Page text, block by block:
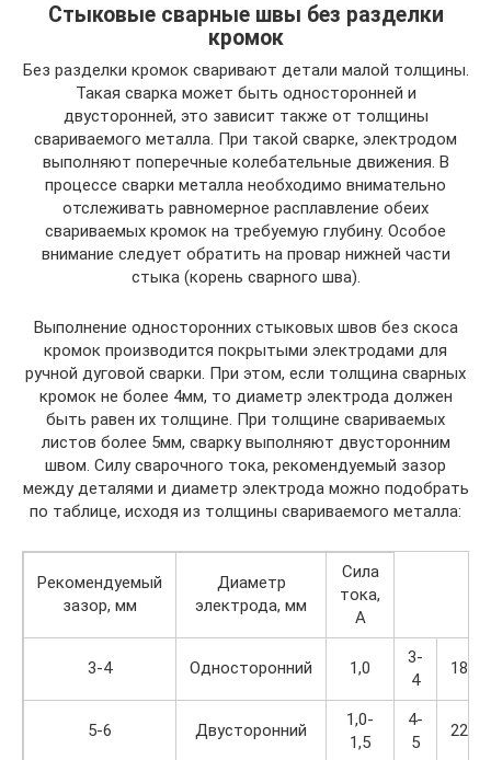
Стыковые сварные швы без разделки
кромок
Без разделки кромок сваривают детали малой толщины.
Такая сварка может быть односторонней и
двусторонней, это зависит также от толщины
свариваемого металла. При такой сварке, электродом
выполняют поперечные колебательные движения. В
процессе сварки металла необходимо внимательно
отслеживать равномерное расплавление обеих
свариваемых кромок на требуемую глубину. Особое
внимание следует обратить на провар нижней части
стыка (корень сварного шва).
Выполнение односторонних стыковых швов без скоса
кромок производится покрытыми электродами для
ручной дуговой сварки. При этом, если толщина сварных
кромок не более 4мм, то диаметр электрода должен
быть равен их толщине. При толщине свариваемых
листов более 5мм, сварку выполняют двусторонним
швом. Силу сварочного тока, рекомендуемый зазор
между деталями и диаметр электрода можно подобрать
по таблице, исходя из толщины свариваемого металла:
Рекомендуемый
зазор, мм
Диаметр
электрода, мм
Сила
тока,
А
3-4 Односторонний 1,0
3-
4
180
5-6 Двусторонний
1,0-
1,5
4-
5
220